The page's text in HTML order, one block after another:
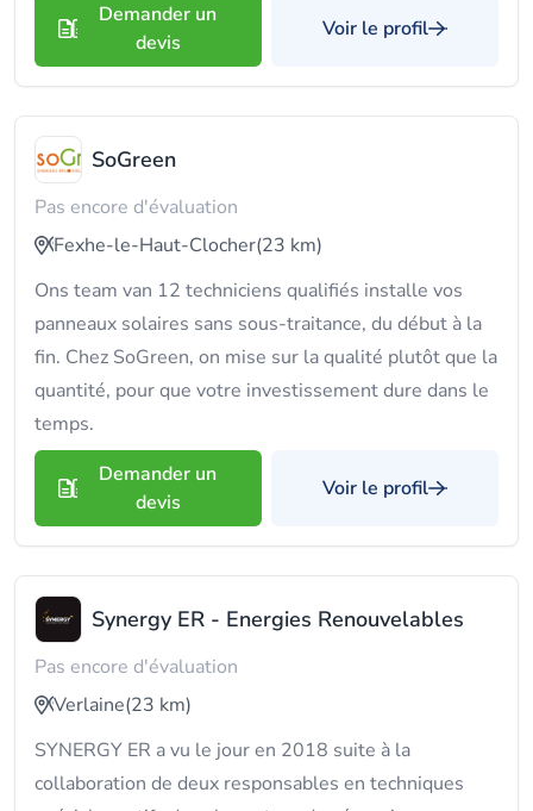
Demander un
devis
Voir le profil
SoGreen
Pas encore d'évaluation
Fexhe-le-Haut-Clocher(23 km)
Ons team van 12 techniciens qualifiés installe vos
panneaux solaires sans sous-traitance, du début à la
fin. Chez SoGreen, on mise sur la qualité plutôt que la
quantité, pour que votre investissement dure dans le
temps.
Demander un
devis
Voir le profil
Synergy ER - Energies Renouvelables
Pas encore d'évaluation
Verlaine(23 km)
SYNERGY ER a vu le jour en 2018 suite à la
collaboration de deux responsables en techniques